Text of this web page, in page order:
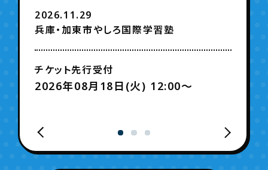
2026.11.29
兵庫・加東市やしろ国際学習塾
チケット先行受付
2026年08月18日(火) 12:00〜